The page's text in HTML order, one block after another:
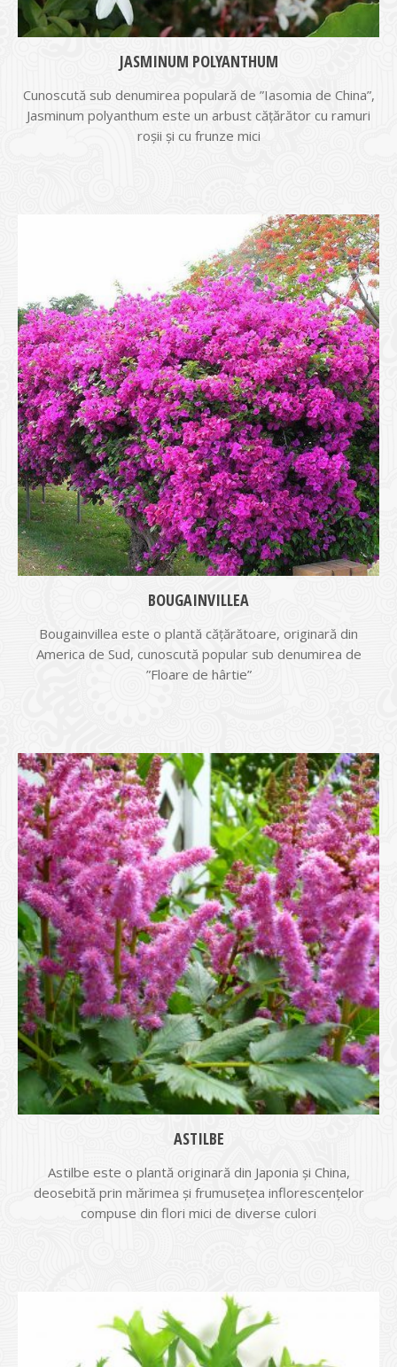
JASMINUM POLYANTHUM
Cunoscută sub denumirea populară de ”Iasomia de China”,
Jasminum polyanthum este un arbust cățărător cu ramuri
roșii și cu frunze mici
BOUGAINVILLEA
Bougainvillea este o plantă căţărătoare, originară din
America de Sud, cunoscută popular sub denumirea de
”Floare de hârtie”
ASTILBE
Astilbe este o plantă originară din Japonia și China,
deosebită prin mărimea și frumusețea inflorescențelor
compuse din flori mici de diverse culori